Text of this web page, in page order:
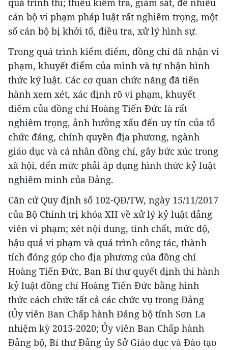
quá trình thi; thiếu kiểm tra, giám sát, để nhiều
cán bộ vi phạm pháp luật rất nghiêm trọng, một
số cán bộ bị khởi tố, điều tra, xử lý hình sự.
Trong quá trình kiểm điểm, đồng chí đã nhận vi
phạm, khuyết điểm của mình và tự nhận hình
thức kỷ luật. Các cơ quan chức năng đã tiến
hành xem xét, xác định rõ vi phạm, khuyết
điểm của đồng chí Hoàng Tiến Đức là rất
nghiêm trọng, ảnh hưởng xấu đến uy tín của tổ
chức đảng, chính quyền địa phương, ngành
giáo dục và cá nhân đồng chí, gây bức xúc trong
xã hội, đến mức phải áp dụng hình thức kỷ luật
nghiêm minh của Đảng.
Căn cứ Quy định số 102-QĐ/TW, ngày 15/11/2017
của Bộ Chính trị khóa XII về xử lý kỷ luật đảng
viên vi phạm; xét nội dung, tính chất, mức độ,
hậu quả vi phạm và quá trình công tác, thành
tích đóng góp cho địa phương của đồng chí
Hoàng Tiến Đức, Ban Bí thư quyết định thi hành
kỷ luật đồng chí Hoàng Tiến Đức bằng hình
thức cách chức tất cả các chức vụ trong Đảng
(Ủy viên Ban Chấp hành Đảng bộ tỉnh Sơn La
nhiệm kỳ 2015-2020; Ủy viên Ban Chấp hành
Đảng bộ, Bí thư Đảng ủy Sở Giáo dục và Đào tạo